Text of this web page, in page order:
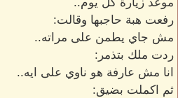
رفعت هبة حاجبها وقالت:
مش جاي يطمن على مراته..
ردت ملك بتذمر:
انا مش عارفة هو ناوي على ايه..
ثم اكملت بضيق: